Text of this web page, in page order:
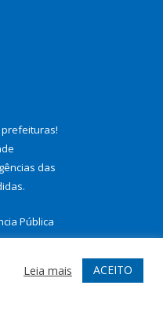
!
das
Pública
Leia mais ACEITO